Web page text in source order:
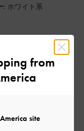
: ホワイト系
from
site